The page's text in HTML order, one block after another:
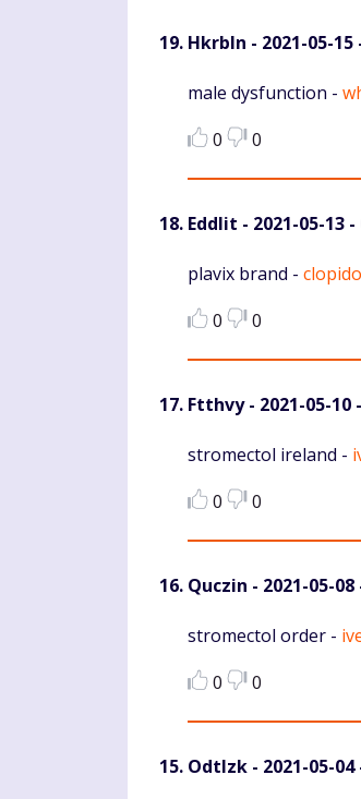
Hkrbln - 2021-05-15
Komentaras
male dysfunction -
0
0
Eddlit - 2021-05-13 -
Komentaras
plavix brand -
0
0
Ftthvy- 2021-05-10
Komentaras
stromectol ireland -
0
0
Quczin - 2021-05-08
Komentaras
stromectol order -
0
0
Odtlzk - 2021-05-04